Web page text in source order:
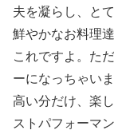
夫を凝らし、と
鮮やかなお料理
これですよ。た
ーになっちゃいま
高い分だけ、楽
ストパフォーマン